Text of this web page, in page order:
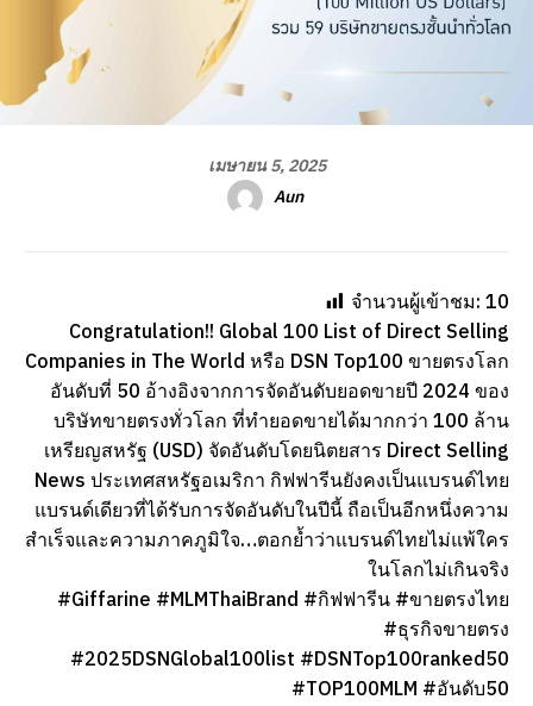
เมษายน 5, 2025
Aun
จำนวนผู้เข้าชม: 10
Congratulation!! Global 100 List of Direct Selling
Companies in The World หรือ DSN Top100 ขายตรงโลก
อันดับที่ 50 อ้างอิงจากการจัดอันดับยอดขายปี 2024 ของ
บริษัทขายตรงทั่วโลก ที่ทำยอดขายได้มากกว่า 100 ล้าน
เหรียญสหรัฐ (USD) จัดอันดับโดยนิตยสาร Direct Selling
News ประเทศสหรัฐอเมริกา กิฟฟารีนยังคงเป็นแบรนด์ไทย
แบรนด์เดียวที่ได้รับการจัดอันดับในปีนี้ ถือเป็นอีกหนึ่งความ
สำเร็จและความภาคภูมิใจ…ตอกย้ำว่าแบรนด์ไทยไม่แพ้ใคร
ในโลกไม่เกินจริง
#Giffarine #MLMThaiBrand #กิฟฟารีน #ขายตรงไทย
#ธุรกิจขายตรง
#2025DSNGlobal100list #DSNTop100ranked50
#TOP100MLM #อันดับ50